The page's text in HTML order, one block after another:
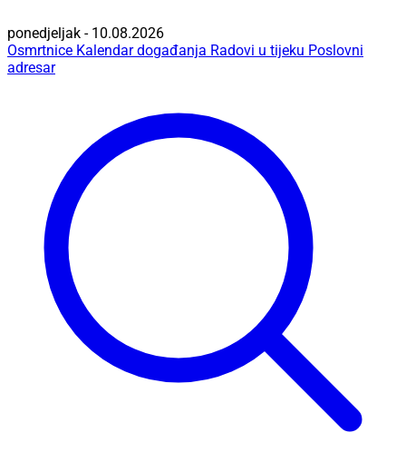
ponedjeljak - 10.08.2026
Osmrtnice Kalendar događanja Radovi u tijeku Poslovni
adresar